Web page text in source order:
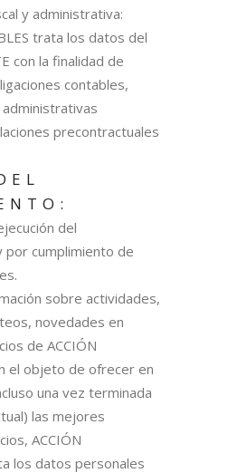
y administrativa:
trata los datos del
con la finalidad de
contables,
precontractuales
del
cumplimiento de
sobre actividades,
novedades en
de ACCIÓN
el objeto de ofrecer en
una vez terminada
las mejores
ACCIÓN
los datos personales